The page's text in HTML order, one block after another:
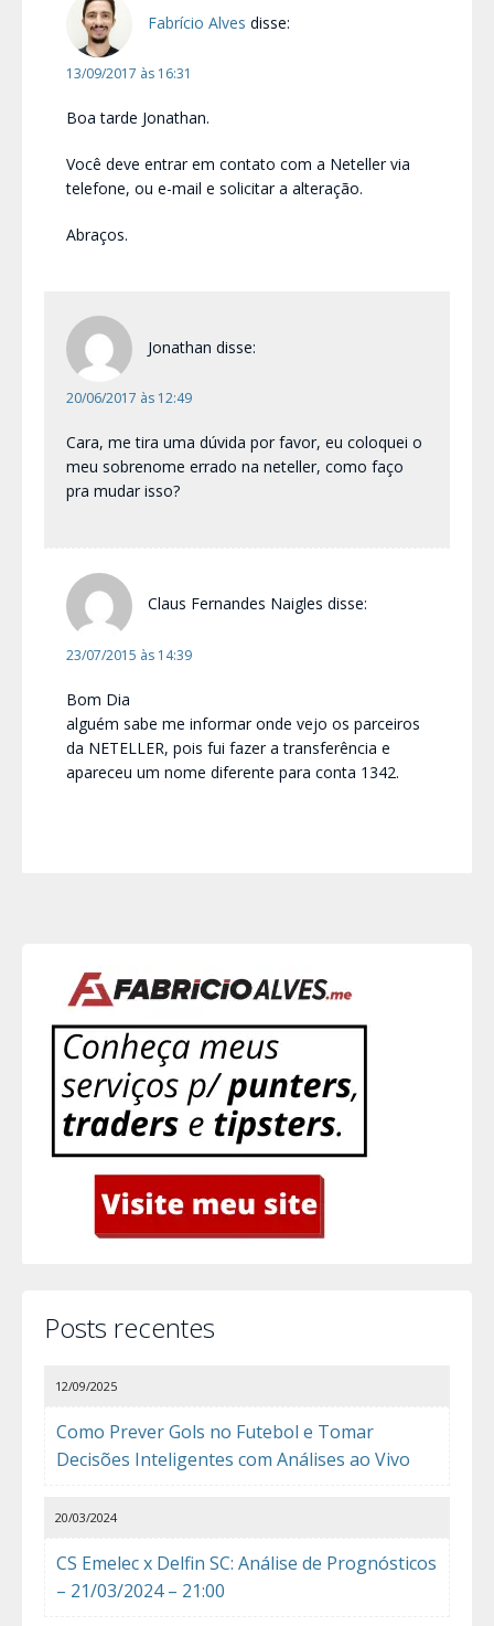
Fabrício Alves disse:
13/09/2017 às 16:31
Boa tarde Jonathan.
Você deve entrar em contato com a Neteller via
telefone, ou e-mail e solicitar a alteração.
Abraços.
Jonathan disse:
20/06/2017 às 12:49
Cara, me tira uma dúvida por favor, eu coloquei o
meu sobrenome errado na neteller, como faço
pra mudar isso?
Claus Fernandes Naigles disse:
23/07/2015 às 14:39
Bom Dia
alguém sabe me informar onde vejo os parceiros
da NETELLER, pois fui fazer a transferência e
apareceu um nome diferente para conta 1342.
Posts recentes
Como Prever Gols no Futebol e Tomar
Decisões Inteligentes com Análises ao Vivo
12/09/2025
CS Emelec x Delfin SC: Análise de Prognósticos
– 21/03/2024 – 21:00
20/03/2024